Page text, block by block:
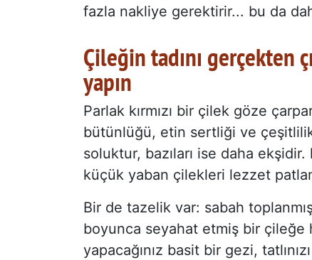
fazla nakliye gerektirir... bu da
Çileğin tadını gerçekten
yapın
Parlak kırmızı bir çilek göze
bütünlüğü, etin sertliği ve
soluktur, bazıları ise daha ekşidir.
küçük yaban çilekleri lezzet
Bir de tazelik var: sabah
boyunca seyahat etmiş bir çileğe
yapacağınız basit bir gezi,